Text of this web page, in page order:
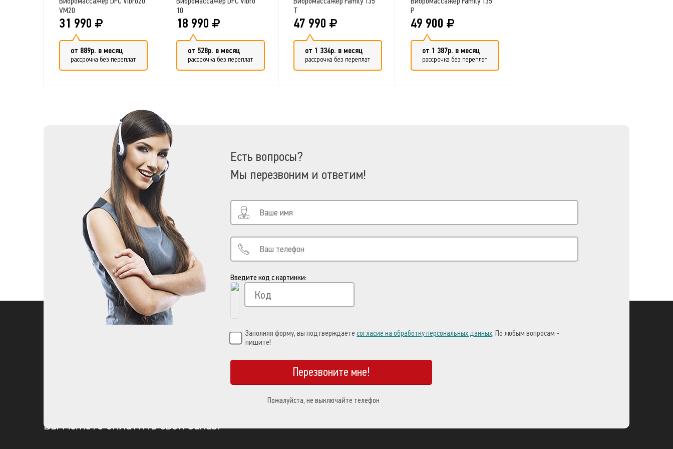
VM20
31 990
от 889р. в месяц
рассрочка без переплат
Добавить в сравнение
10
18 990
от 528р. в месяц
рассрочка без переплат
T
47 990
от 1 334р. в месяц
рассрочка без переплат
P
49 900
от 1 387р. в месяц
рассрочка без переплат
Есть вопросы?
Мы перезвоним и ответим!
Введите код с картинки:
Заполняя форму, вы подтверждаетесогласие на обработку персональных данных. По любым вопросам -
пишите!
Перезвоните мне!
Пожалуйста, не выключайте телефон
Вы можете оплатить свой заказ: